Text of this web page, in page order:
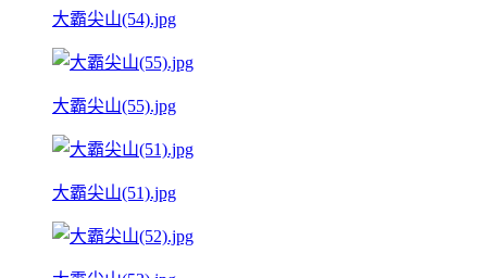
大霸尖山(54).jpg
大霸尖山(55).jpg
大霸尖山(51).jpg